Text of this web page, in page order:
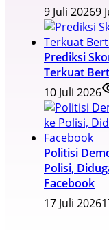
9 Juli 20269
Prediksi
Terkuat
10 Juli 2026
Politisi
Polisi,
Facebook
17 Juli 2026